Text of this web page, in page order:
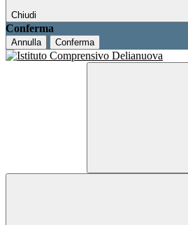
Chiudi
Conferma
Annulla Conferma